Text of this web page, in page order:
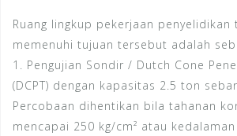
Ruang lingkup pekerjaan penyelidikan
memenuhi tujuan tersebut adalah
1. Pengujian Sondir / Dutch Cone
(DCPT) dengan kapasitas 2.5 ton
Percobaan dihentikan bila tahanan
mencapai 250 kg/cm² atau